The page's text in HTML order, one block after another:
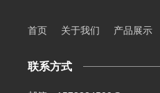
首页 关于我们 产品展示
联系方式